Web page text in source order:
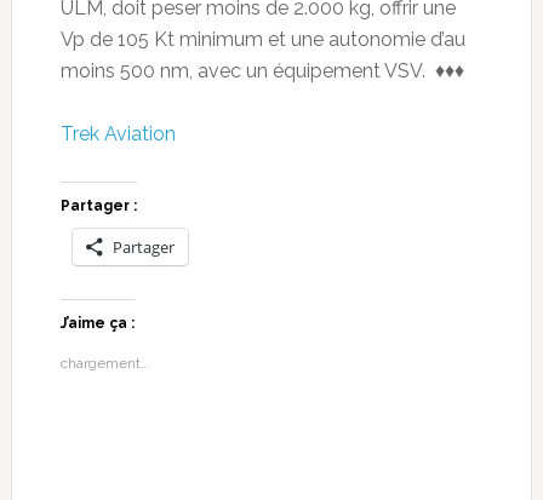
ULM, doit peser moins de 2.000 kg, offrir une
Vp de 105 Kt minimum et une autonomie d’au
moins 500 nm, avec un équipement VSV. ♦♦♦
Trek Aviation
Partager :
Partager
J’aime ça :
chargement…